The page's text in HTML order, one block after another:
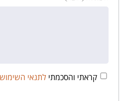
קראתי והסכמתי לתנאי השימוש